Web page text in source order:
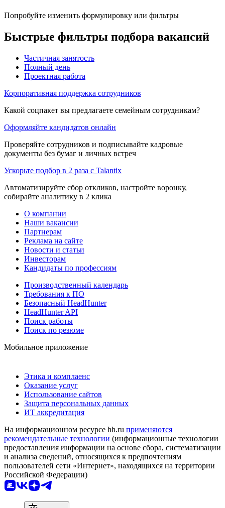
Попробуйте изменить формулировку или фильтры
Быстрые фильтры подбора вакансий
Частичная занятость
Полный день
Проектная работа
Корпоративная поддержка сотрудников
Какой соцпакет вы предлагаете семейным сотрудникам?
Оформляйте кандидатов онлайн
Проверяйте сотрудников и подписывайте кадровые
документы без бумаг и личных встреч
Ускорьте подбор в 2 раза с Talantix
Автоматизируйте сбор откликов, настройте воронку,
собирайте аналитику в 2 клика
О компании
Наши вакансии
Партнерам
Реклама на сайте
Новости и статьи
Инвесторам
Кандидаты по профессиям
Производственный календарь
Требования к ПО
Безопасный HeadHunter
HeadHunter API
Поиск работы
Поиск по резюме
Мобильное приложение
Этика и комплаенс
Оказание услуг
Использование сайтов
Защита персональных данных
ИТ аккредитация
На информационном ресурсе hh.ru применяются
рекомендательные технологии (информационные технологии
предоставления информации на основе сбора, систематизации
и анализа сведений, относящихся к предпочтениям
пользователей сети «Интернет», находящихся на территории
Российской Федерации)